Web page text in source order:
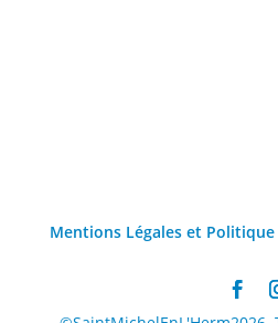
Mentions Légales et